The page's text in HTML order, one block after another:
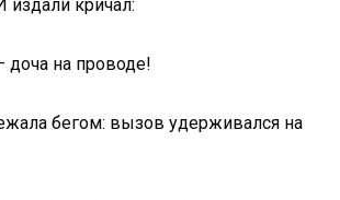
издали кричал:
доча на проводе!
бегом: вызов удерживался на